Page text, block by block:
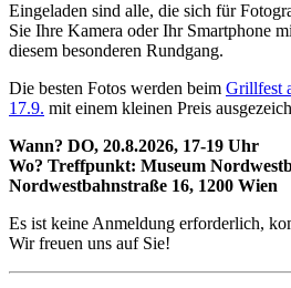
Eingeladen sind alle, die sich für
Sie Ihre Kamera oder Ihr Smartphone
diesem besonderen Rundgang.
Die besten Fotos werden beim Grillfest
17.9. mit einem kleinen Preis
Wann? DO, 20.8.2026, 17-19 Uhr
Wo? Treffpunkt: Museum
Nordwestbahnstraße 16, 1200 Wien
Es ist keine Anmeldung erforderlich,
Wir freuen uns auf Sie!